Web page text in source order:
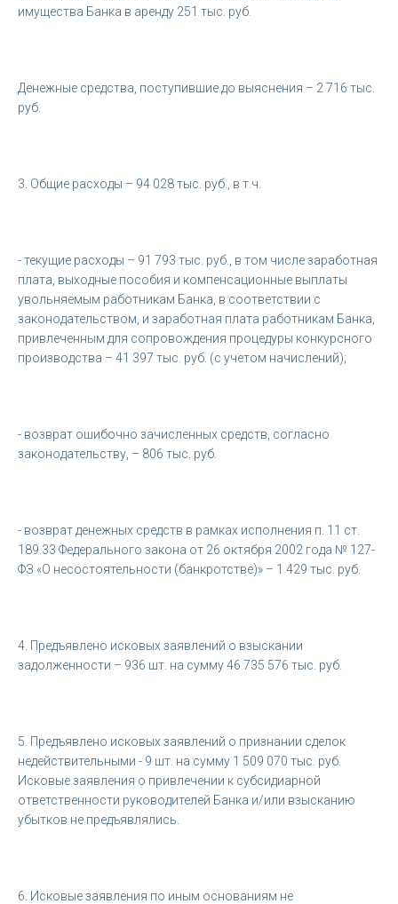
имущества Банка в аренду 251 тыс. руб.
Денежные средства, поступившие до выяснения – 2 716 тыс.
руб.
3. Общие расходы – 94 028 тыс. руб., в т.ч.
- текущие расходы – 91 793 тыс. руб., в том числе заработная
плата, выходные пособия и компенсационные выплаты
увольняемым работникам Банка, в соответствии с
законодательством, и заработная плата работникам Банка,
привлеченным для сопровождения процедуры конкурсного
производства – 41 397 тыс. руб. (с учетом начислений);
- возврат ошибочно зачисленных средств, согласно
законодательству, – 806 тыс. руб.
- возврат денежных средств в рамках исполнения п. 11 ст.
189.33 Федерального закона от 26 октября 2002 года № 127-
ФЗ «О несостоятельности (банкротстве)» – 1 429 тыс. руб.
4. Предъявлено исковых заявлений о взыскании
задолженности – 936 шт. на сумму 46 735 576 тыс. руб.
5. Предъявлено исковых заявлений о признании сделок
недействительными - 9 шт. на сумму 1 509 070 тыс. руб.
Исковые заявления о привлечении к субсидиарной
ответственности руководителей Банка и/или взысканию
убытков не предъявлялись.
6. Исковые заявления по иным основаниям не